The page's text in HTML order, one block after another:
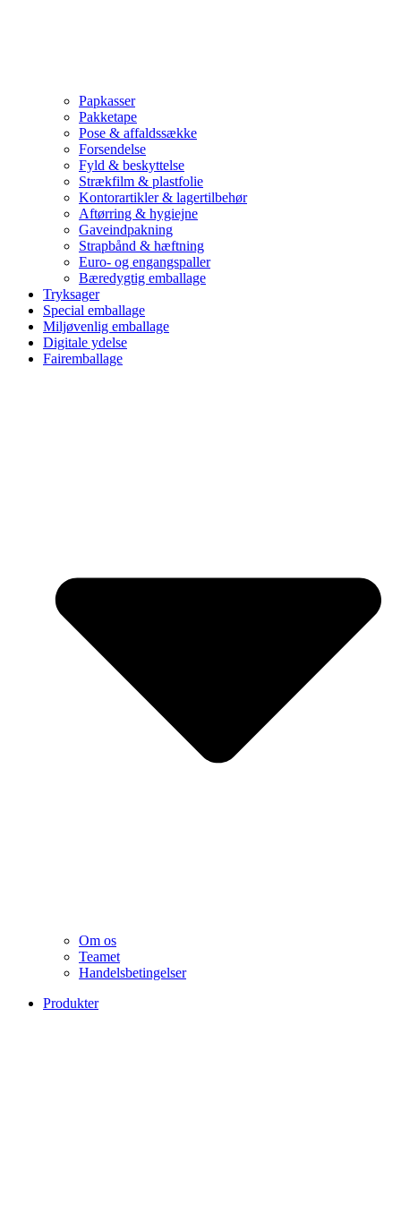
Papkasser
Pakketape
Pose & affaldssække
Forsendelse
Fyld & beskyttelse
Strækfilm & plastfolie
Kontorartikler & lagertilbehør
Aftørring & hygiejne
Gaveindpakning
Strapbånd & hæftning
Euro- og engangspaller
Bæredygtig emballage
Tryksager
Special emballage
Miljøvenlig emballage
Digitale ydelse
Fairemballage
Om os
Teamet
Handelsbetingelser
Produkter